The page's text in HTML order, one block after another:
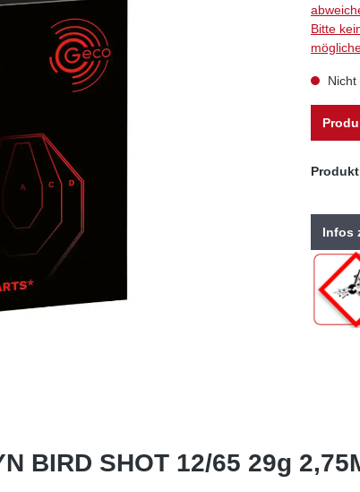
Bitte
Infos
BIRD SHOT 12/65 29g